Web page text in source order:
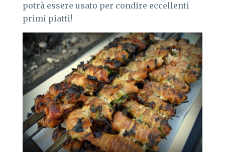
potrà essere usato per condire eccellenti
primi piatti!